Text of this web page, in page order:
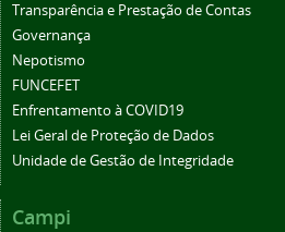
Transparência e Prestação de Contas
Governança
Nepotismo
FUNCEFET
Enfrentamento à COVID19
Lei Geral de Proteção de Dados
Unidade de Gestão de Integridade
Campi